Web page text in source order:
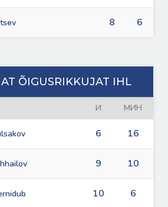
8 6
ÕIGUSRIKKUJAT IHL
И МИН
6 16
9 10
10 6